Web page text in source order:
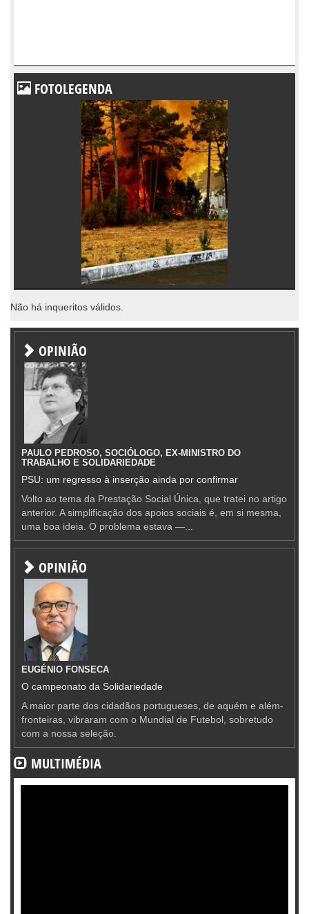
FOTOLEGENDA
Não há inqueritos válidos.
OPINIÃO
PAULO PEDROSO, SOCIÓLOGO, EX-MINISTRO DO
TRABALHO E SOLIDARIEDADE
PSU: um regresso à inserção ainda por confirmar
Volto ao tema da Prestação Social Única, que tratei no artigo
anterior. A simplificação dos apoios sociais é, em si mesma,
uma boa ideia. O problema estava —...
OPINIÃO
EUGÉNIO FONSECA
O campeonato da Solidariedade
A maior parte dos cidadãos portugueses, de aquém e além-
fronteiras, vibraram com o Mundial de Futebol, sobretudo
com a nossa seleção.
MULTIMÉDIA